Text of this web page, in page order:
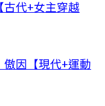
古代+女主穿越
傲因【現代+運動